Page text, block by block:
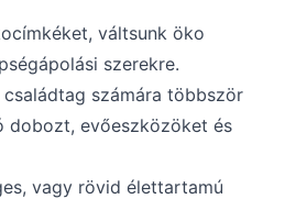
váltsunk öko
szerekre.
számára többször
dobozt, evőeszközöket és
vagy rövid élettartamú